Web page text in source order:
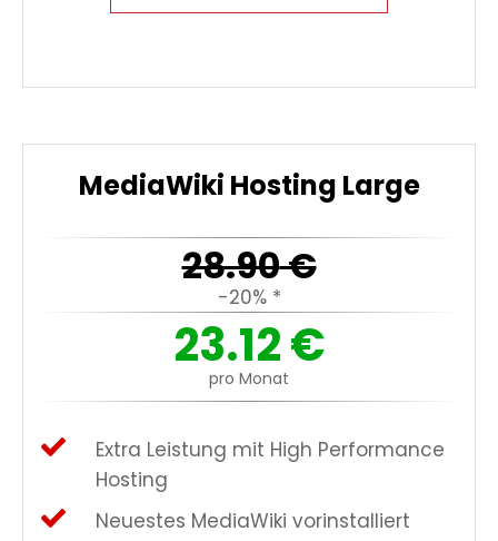
MediaWiki Hosting Large
28.90€
-20% *
23.12€
pro Monat
Extra Leistung mit High Performance
Hosting
Neuestes MediaWiki vorinstalliert